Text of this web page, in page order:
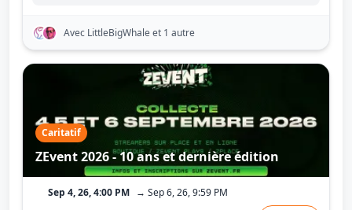
Avec LittleBigWhaleet 1 autre
Caritatif
ZEvent 2026 - 10 ans et dernière édition
Sep 4, 26, 4:00 PM → Sep 6, 26, 9:59 PM